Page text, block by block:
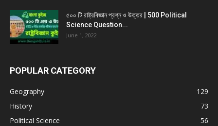
৫০০ টি রাষ্ট্রবিজ্ঞান প্রশ্ন ও উত্তর | 500 Political
Science Question...
June 1, 2022
POPULAR CATEGORY
Geography
129
History
73
Political Science
56